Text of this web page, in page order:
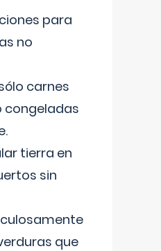
para
no
carnes
congeladas
tierra en
sin
que